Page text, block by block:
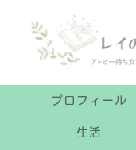
プロフィール
生活